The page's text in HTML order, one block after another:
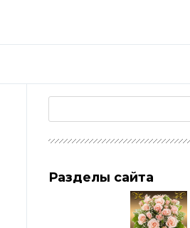
Разделы сайта